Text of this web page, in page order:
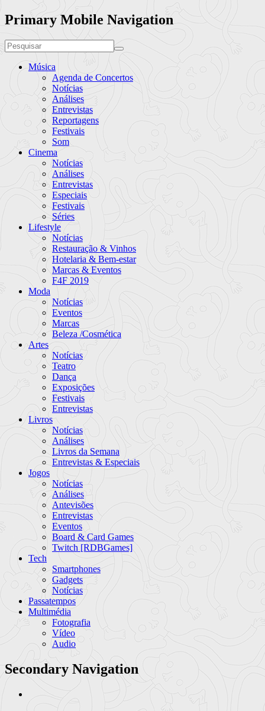
Primary Mobile Navigation
Música
Agenda de Concertos
Notícias
Análises
Entrevistas
Reportagens
Festivais
Som
Cinema
Notícias
Análises
Entrevistas
Especiais
Festivais
Séries
Lifestyle
Notícias
Restauração & Vinhos
Hotelaria & Bem-estar
Marcas & Eventos
F4F 2019
Moda
Notícias
Eventos
Marcas
Beleza /Cosmética
Artes
Notícias
Teatro
Dança
Exposições
Festivais
Entrevistas
Livros
Notícias
Análises
Livros da Semana
Entrevistas & Especiais
Jogos
Notícias
Análises
Antevisões
Entrevistas
Eventos
Board & Card Games
Twitch [RDBGames]
Tech
Smartphones
Gadgets
Notícias
Passatempos
Multimédia
Fotografia
Vídeo
Audio
Secondary Navigation